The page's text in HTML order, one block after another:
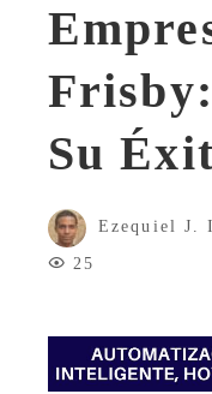
Su
Ezequiel J.
25